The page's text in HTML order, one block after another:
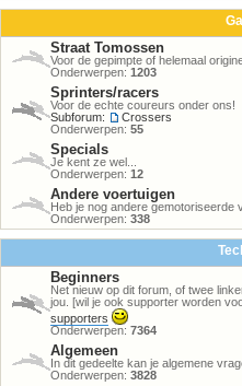
Straat Tomossen
Voor de gepimpte of helemaal
Onderwerpen: 1203
Sprinters/racers
Voor de echte coureurs onder ons!
Subforum:
Crossers
Onderwerpen: 55
Specials
Je kent ze wel...
Onderwerpen: 12
Andere voertuigen
Heb je nog andere gemotoriseerde
Onderwerpen: 338
Beginners
Net nieuw op dit forum, of twee
jou. [wil je ook supporter worden
supporters
Onderwerpen: 7364
Algemeen
In dit gedeelte kan je algemene
Onderwerpen: 3828